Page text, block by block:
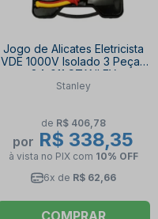
Jogo de Alicates Eletricista
VDE 1000V Isolado 3 Peças
84-011 STANLEY
Stanley
de R$ 406,78
por R$ 338,35
à vista no PIX com 10% OFF
6x de R$ 62,66
COMPRAR